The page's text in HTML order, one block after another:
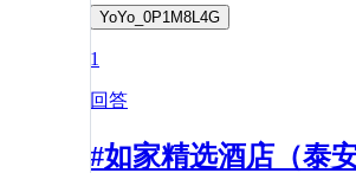
YoYo_0P1M8L4G
1
回答
#如家精选酒店（泰